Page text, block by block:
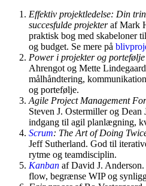
Effektiv projektledelse: Din
succesfulde projekteraf Mark
praktisk bog med skabeloner
og budget. Se mere på
Power i projekter og portefølje
Ahrengot og Mette
målhåndtering,
og portefølje.
Agile Project Management
Steven J. Ostermiller og
indgang til agil planlægning,
Scrum: The Art of Doing
Jeff Sutherland. God til
rytme og teamdisciplin.
Kanban af David J.
flow, begrænse WIP og